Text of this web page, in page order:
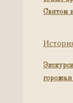
Святом
горожан